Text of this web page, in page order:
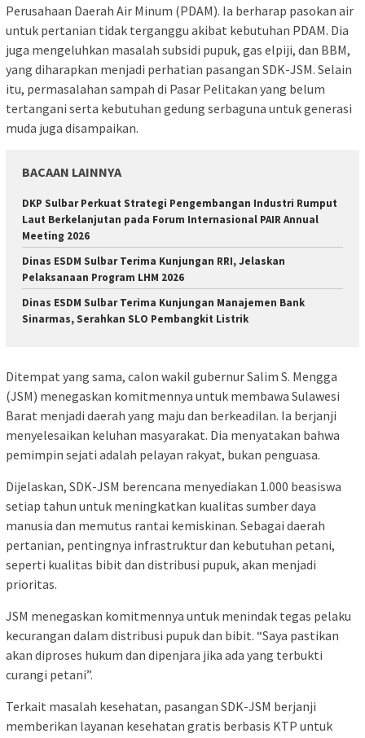
Perusahaan Daerah Air Minum (PDAM). Ia berharap pasokan air
untuk pertanian tidak terganggu akibat kebutuhan PDAM. Dia
juga mengeluhkan masalah subsidi pupuk, gas elpiji, dan BBM,
yang diharapkan menjadi perhatian pasangan SDK-JSM. Selain
itu, permasalahan sampah di Pasar Pelitakan yang belum
tertangani serta kebutuhan gedung serbaguna untuk generasi
muda juga disampaikan.
BACAAN LAINNYA
DKP Sulbar Perkuat Strategi Pengembangan Industri Rumput
Laut Berkelanjutan pada Forum Internasional PAIR Annual
Meeting 2026
Dinas ESDM Sulbar Terima Kunjungan RRI, Jelaskan
Pelaksanaan Program LHM 2026
Dinas ESDM Sulbar Terima Kunjungan Manajemen Bank
Sinarmas, Serahkan SLO Pembangkit Listrik
Ditempat yang sama, calon wakil gubernur Salim S. Mengga
(JSM) menegaskan komitmennya untuk membawa Sulawesi
Barat menjadi daerah yang maju dan berkeadilan. Ia berjanji
menyelesaikan keluhan masyarakat. Dia menyatakan bahwa
pemimpin sejati adalah pelayan rakyat, bukan penguasa.
Dijelaskan, SDK-JSM berencana menyediakan 1.000 beasiswa
setiap tahun untuk meningkatkan kualitas sumber daya
manusia dan memutus rantai kemiskinan. Sebagai daerah
pertanian, pentingnya infrastruktur dan kebutuhan petani,
seperti kualitas bibit dan distribusi pupuk, akan menjadi
prioritas.
JSM menegaskan komitmennya untuk menindak tegas pelaku
kecurangan dalam distribusi pupuk dan bibit. “Saya pastikan
akan diproses hukum dan dipenjara jika ada yang terbukti
curangi petani”.
Terkait masalah kesehatan, pasangan SDK-JSM berjanji
memberikan layanan kesehatan gratis berbasis KTP untuk